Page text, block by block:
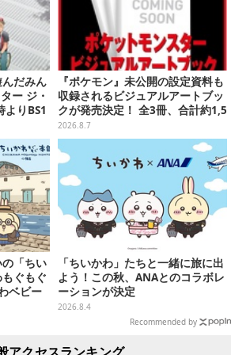
んだみん
ー ジ・
りBS1
決定！
『ポケモン』未公開の設定資料も
収録されるビジュアルアートブッ
クが発売決定！ 全3冊、合計約1,5
00ページの大ボリュームでシリー
ズ30年を振り返る
2026.8.7
「ちい
ぐもぐ
ベビー
プン
「ちいかわ」たちと一緒に旅に出
よう！この秋、ANAとのコラボレ
ーションが決定
2026.8.4
Recommended by
アクセスランキング